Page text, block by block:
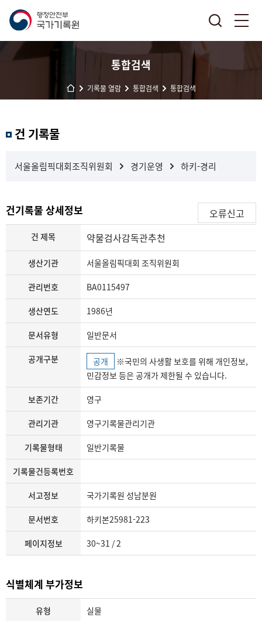
통합검색
기록물 열람 통합검색 통합검색
과 건 기록물
서울올림픽대회조직위원회 경기운영 하키-경리
건기록물 상세정보 오류신고
건 제목 약물검사감독관추천
생산기관 서울올림픽대회 조직위원회
관리번호 BA0115497
생산연도 1986년
문서유형 일반문서
공개구분 공개
민감정보 등은 공개가 제한될 수 있습니다.
보존기간 영구
관리기관 영구기록물관리기관
기록물형태 일반기록물
기록물건등록번호
서고정보 국가기록원 성남분원
문서번호 하키본25981-223
페이지정보 30~31 / 2
식별체계 부가정보
유형 실물